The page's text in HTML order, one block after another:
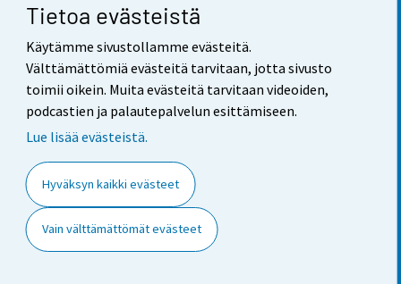
Tietoa evästeistä
Käytämme sivustollamme evästeitä.
Välttämättömiä evästeitä tarvitaan, jotta sivusto
toimii oikein. Muita evästeitä tarvitaan videoiden,
podcastien ja palautepalvelun esittämiseen.
Lue lisää evästeistä.
Hyväksyn kaikki evästeet
Vain välttämättömät evästeet
Yhteystiedot
Palaute
Käyttöehdot
Saavutettavuus
Tietoa sivustosta
Evästeasetukset